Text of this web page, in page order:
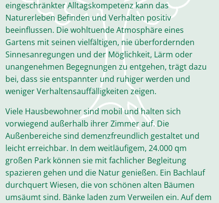
eingeschränkter Alltagskompetenz kann das
Naturerleben Befinden und Verhalten positiv
beeinflussen. Die wohltuende Atmosphäre eines
Gartens mit seinen vielfältigen, nie überfordernden
Sinnesanregungen und der Möglichkeit, Lärm oder
unangenehmen Begegnungen zu entgehen, trägt dazu
bei, dass sie entspannter und ruhiger werden und
weniger Verhaltensauffälligkeiten zeigen.
Viele Hausbewohner sind mobil und halten sich
vorwiegend außerhalb ihrer Zimmer auf. Die
Außenbereiche sind demenzfreundlich gestaltet und
leicht erreichbar. In dem weitläufigem, 24.000 qm
großen Park können sie mit fachlicher Begleitung
spazieren gehen und die Natur genießen. Ein Bachlauf
durchquert Wiesen, die von schönen alten Bäumen
umsäumt sind. Bänke laden zum Verweilen ein. Auf dem